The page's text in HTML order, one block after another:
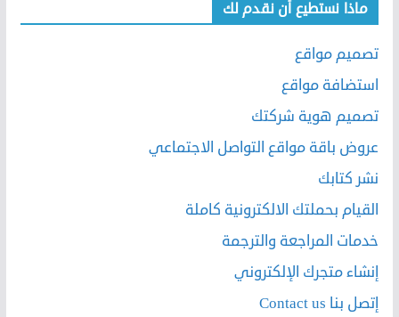
ماذا نستطيع أن نقدم لك
تصميم مواقع
استضافة مواقع
تصميم هوية شركتك
عروض باقة مواقع التواصل الاجتماعي
نشر كتابك
القيام بحملتك الالكترونية كاملة
خدمات المراجعة والترجمة
إنشاء متجرك الإلكتروني
إتصل بنا Contact us